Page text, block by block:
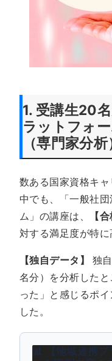
1. 受講生20
ラットフォ
（専門家分析
数ある国家資格キ
中でも、「一般社
ム」の講座は、
【
対する満足度が特に
【独自データ】
独
名分）を分析した
った」と感じるポ
した。
📊 【地域連携